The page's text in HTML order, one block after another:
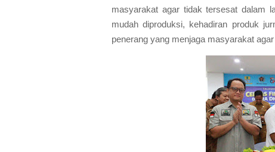
masyarakat agar tidak tersesat dalam
mudah diproduksi, kehadiran produk
penerang yang menjaga masyarakat